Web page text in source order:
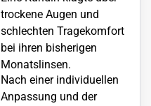
trockene Augen und
schlechten Tragekomfort
bei ihren bisherigen
Monatslinsen.
Nach einer individuellen
Anpassung und der